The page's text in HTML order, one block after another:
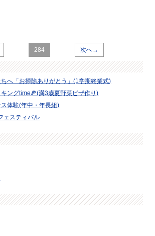
284 次へ→
へ「お掃除ありがとう」(1学期終業式)
ングtime🍕(満3歳夏野菜ピザ作り)
体験(年中・年長組)
スティバル